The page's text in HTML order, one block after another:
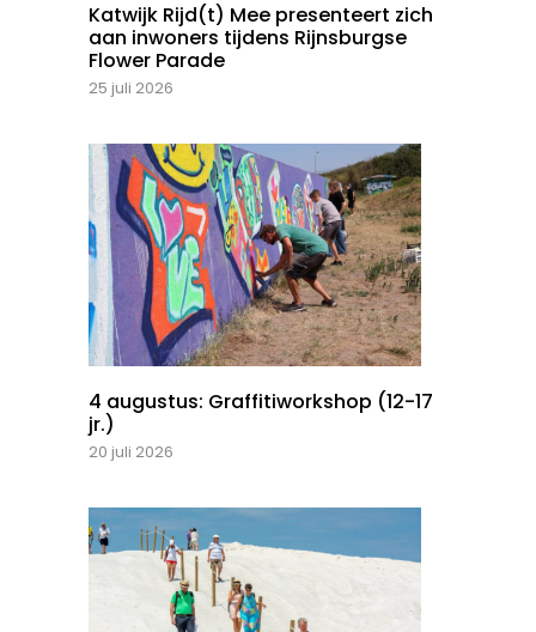
Katwijk Rijd(t) Mee presenteert zich
aan inwoners tijdens Rijnsburgse
Flower Parade
25 juli 2026
4 augustus: Graffitiworkshop (12-17
jr.)
20 juli 2026